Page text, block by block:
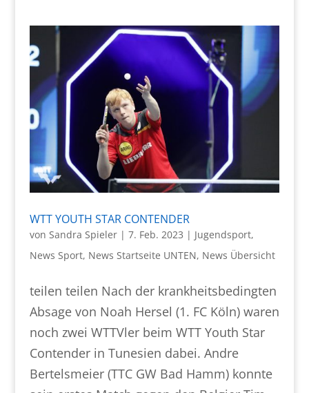
WTT YOUTH STAR CONTENDER
von Sandra Spieler| 7. Feb. 2023 | Jugendsport,
News Sport, News Startseite UNTEN, News Übersicht
teilen teilen Nach der krankheitsbedingten
Absage von Noah Hersel (1. FC Köln) waren
noch zwei WTTVler beim WTT Youth Star
Contender in Tunesien dabei. Andre
Bertelsmeier (TTC GW Bad Hamm) konnte